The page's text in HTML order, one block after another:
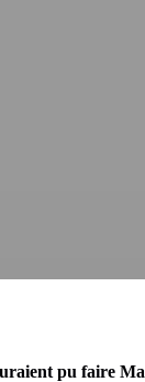
pu faire